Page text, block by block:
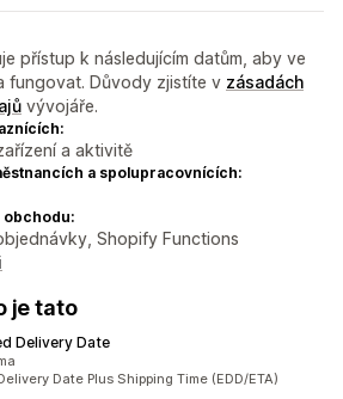
přístup k následujícím datům, aby ve
fungovat. Důvody zjistíte v zásadách
vývojáře.
a aktivitě
a spolupracovnících:
obchodu:
Shopify Functions
je tato
Delivery Date
867
Date Plus Shipping Time (EDD/ETA)